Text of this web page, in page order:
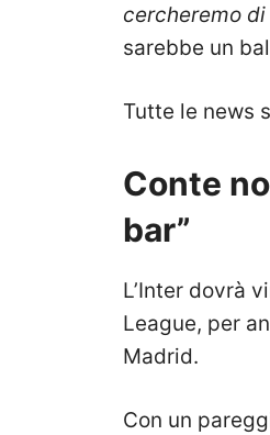
cercheremo
sarebbe un
Tutte le news
Conte
bar”
L’Inter dovrà
League, per
Madrid.
Con un